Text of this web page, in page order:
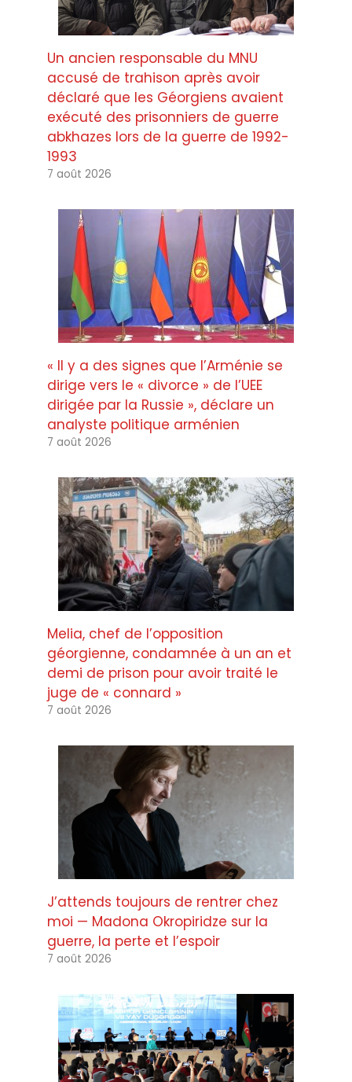
Un ancien responsable du MNU
accusé de trahison après avoir
déclaré que les Géorgiens avaient
exécuté des prisonniers de guerre
abkhazes lors de la guerre de 1992-
1993
7 août 2026
« Il y a des signes que l’Arménie se
dirige vers le « divorce » de l’UEE
dirigée par la Russie », déclare un
analyste politique arménien
7 août 2026
Melia, chef de l’opposition
géorgienne, condamnée à un an et
demi de prison pour avoir traité le
juge de « connard »
7 août 2026
J’attends toujours de rentrer chez
moi — Madona Okropiridze sur la
guerre, la perte et l’espoir
7 août 2026